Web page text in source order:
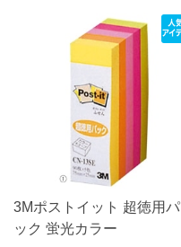
3Mポストイット 超徳用パ
ック 蛍光カラー